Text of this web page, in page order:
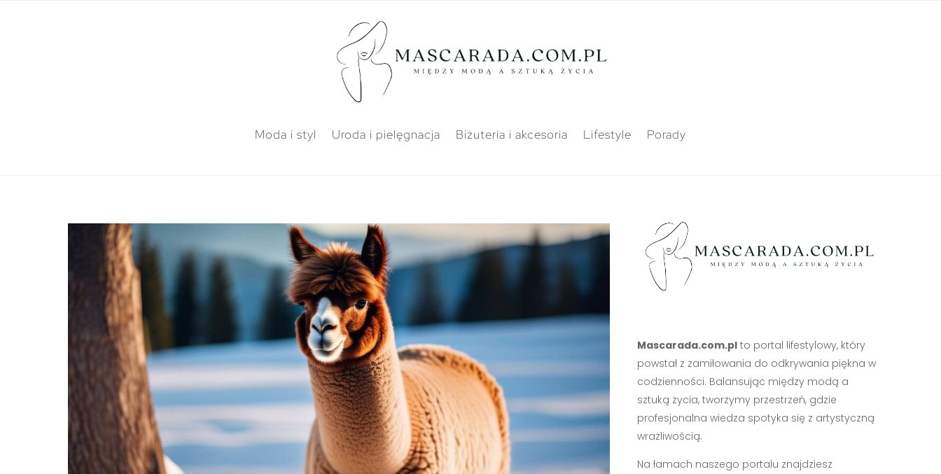
Moda i styl Uroda i pielęgnacja Biżuteria i akcesoria Lifestyle Porady
Mascarada.com.plto portal lifestylowy, który
powstał z zamiłowania do odkrywania piękna w
codzienności. Balansując między modą a
sztuką życia, tworzymy przestrzeń, gdzie
profesjonalna wiedza spotyka się z artystyczną
wrażliwością.
Na łamach naszego portalu znajdziesz